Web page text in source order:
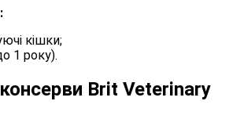
кішки;
1 року).
консерви Brit Veterinary